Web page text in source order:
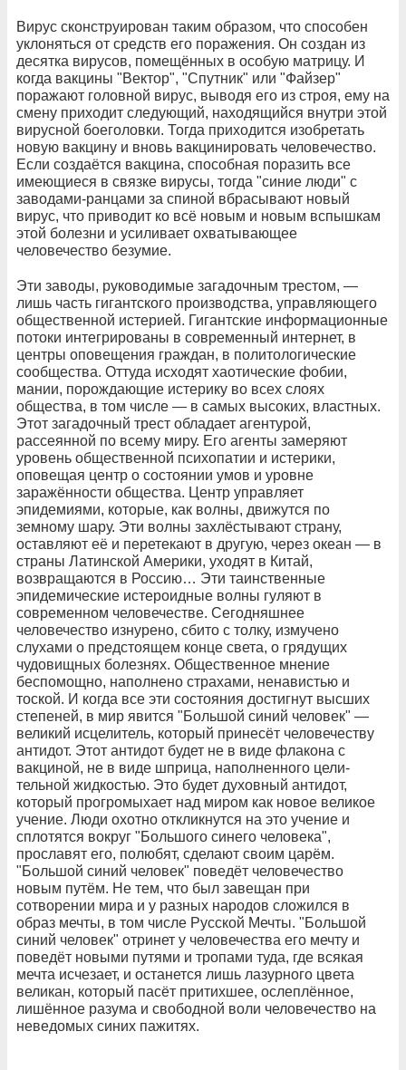
Вирус сконструирован таким образом, что способен
уклоняться от средств его поражения. Он создан из
десятка вирусов, помещённых в особую матрицу. И
когда вакцины "Вектор", "Спутник" или "Файзер"
поражают головной ви­рус, выводя его из строя, ему на
смену приходит следующий, находящийся внутри этой
вирусной боеголовки. Тогда приходится изобретать
новую вакцину и вновь вакцинировать человечество.
Если создаётся вакцина, способная поразить все
имеющиеся в связке вирусы, тогда "синие люди" с
заводами-ранцами за спиной вбрасывают но­вый
вирус, что приводит ко всё новым и новым вспышкам
этой болезни и усиливает охватываю­щее
человечество безумие.
Эти заводы, руководимые загадочным тре­стом, —
лишь часть гигантского производства, управляющего
общественной истерией. Гигант­ские информационные
потоки интегрированы в современный интернет, в
центры оповещения граждан, в политологические
сообщества. От­туда исходят хаотические фобии,
мании, порож­дающие истерику во всех слоях
общества, в том числе — в самых высоких, властных.
Этот зага­дочный трест обладает агентурой,
рассеянной по всему миру. Его агенты замеряют
уровень общественной психопатии и истерики,
оповещая центр о состоянии умов и уровне
заражённости общества. Центр управляет
эпидемиями, кото­рые, как волны, движутся по
земному шару. Эти волны захлёстывают страну,
оставляют её и пе­ретекают в другую, через океан — в
страны Ла­тинской Америки, уходят в Китай,
возвращаются в Россию… Эти таинственные
эпидемические ис­тероидные волны гуляют в
современном чело­вечестве. Сегодняшнее
человечество изнурено, сбито с толку, измучено
слухами о предстоя­щем конце света, о грядущих
чудовищных бо­лезнях. Общественное мнение
беспомощно, на­полнено страхами, ненавистью и
тоской. И когда все эти состояния достигнут высших
степеней, в мир явится "Большой синий человек" —
великий исцелитель, который принесёт человечеству
ан­тидот. Этот антидот будет не в виде флакона с
вакциной, не в виде шприца, наполненного цели­
тельной жидкостью. Это будет духовный анти­дот,
который прогромыхает над миром как но­вое великое
учение. Люди охотно откликнутся на это учение и
сплотятся вокруг "Большого си­него человека",
прославят его, полюбят, сде­лают своим царём.
"Большой синий человек" поведёт человечество
новым путём. Не тем, что был завещан при
сотворении мира и у разных народов сложился в
образ мечты, в том числе Русской Мечты. "Большой
синий человек" отри­нет у человечества его мечту и
поведёт новыми путями и тропами туда, где всякая
мечта исче­зает, и останется лишь лазурного цвета
великан, который пасёт притихшее, ослеплённое,
лишён­ное разума и свободной воли человечество на
неведомых синих пажитях.